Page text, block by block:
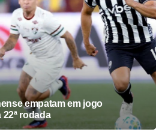
empatam em jogo
rodada